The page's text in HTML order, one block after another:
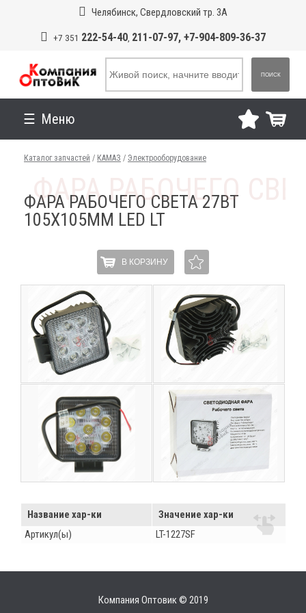
Челябинск, Свердловский тр. 3А
+7 351 222-54-40, 211-07-97, +7-904-809-36-37
ПОИСК
Меню
Каталог запчастей / КАМАЗ / Электрооборудование
ФАРА РАБОЧЕГО СВЕТА 27ВТ
105Х105ММ LED LT
В КОРЗИНУ
Название хар-ки
Значение хар-ки
Артикул(ы)
LT-1227SF
Компания Оптовик © 2019